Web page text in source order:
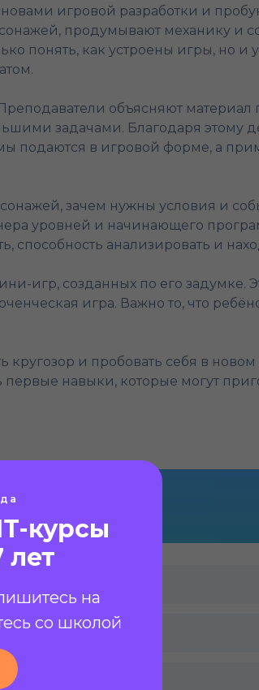
игровой разработки и
продумывают механику и
понять, как устроены игры, но и
объясняют
задачами. Благодаря этому
подаются в игровой форме, а
зачем нужны условия и
уровней и начинающего
способность анализировать и
игр, созданных по его задумке.
игра. Важно то, что
и пробовать себя в
навыки, которые могут
Ваш E-mail
+7(000)000-0000
курсы
лет
на
со школой